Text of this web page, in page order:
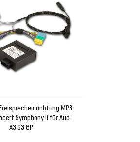
MP3
Symphony II für Audi
A3 S3 8P